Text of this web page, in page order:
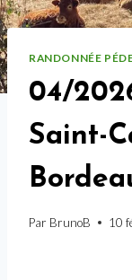
RANDONNÉE
04/
Saint-
Par BrunoB 10